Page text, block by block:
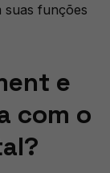
suas funções
e
com o